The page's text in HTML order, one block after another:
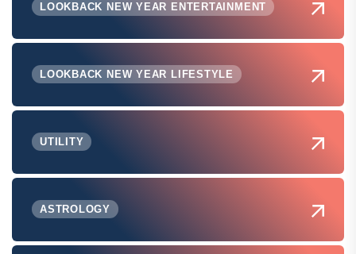
LOOKBACK NEW YEAR ENTERTAINMENT
LOOKBACK NEW YEAR LIFESTYLE
UTILITY
ASTROLOGY